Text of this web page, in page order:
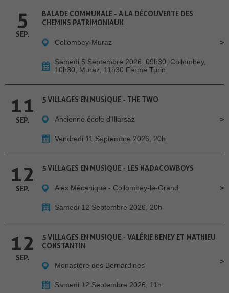
5
SEP.
BALADE COMMUNALE - A LA DÉCOUVERTE DES
CHEMINS PATRIMONIAUX
Collombey-Muraz
Samedi 5 Septembre 2026, 09h30, Collombey,
10h30, Muraz, 11h30 Ferme Turin
11
SEP.
5 VILLAGES EN MUSIQUE - THE TWO
Ancienne école d'Illarsaz
Vendredi 11 Septembre 2026, 20h
12
SEP.
5 VILLAGES EN MUSIQUE - LES NADACOWBOYS
Alex Mécanique - Collombey-le-Grand
Samedi 12 Septembre 2026, 20h
12
SEP.
5 VILLAGES EN MUSIQUE - VALÉRIE BENEY ET MATHIEU
CONSTANTIN
Monastère des Bernardines
Samedi 12 Septembre 2026, 11h